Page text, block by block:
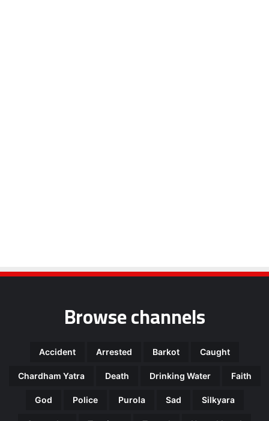
Browse channels
Accident Arrested Barkot Caught
Chardham Yatra Death Drinking Water Faith
God Police Purola Sad Silkyara